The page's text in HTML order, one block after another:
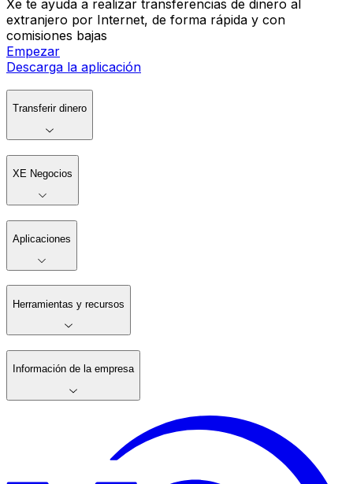
Xe te ayuda a realizar transferencias de dinero al
extranjero por Internet, de forma rápida y con
comisiones bajas
Empezar
Descarga la aplicación
Transferir dinero
XE Negocios
Aplicaciones
Herramientas y recursos
Información de la empresa